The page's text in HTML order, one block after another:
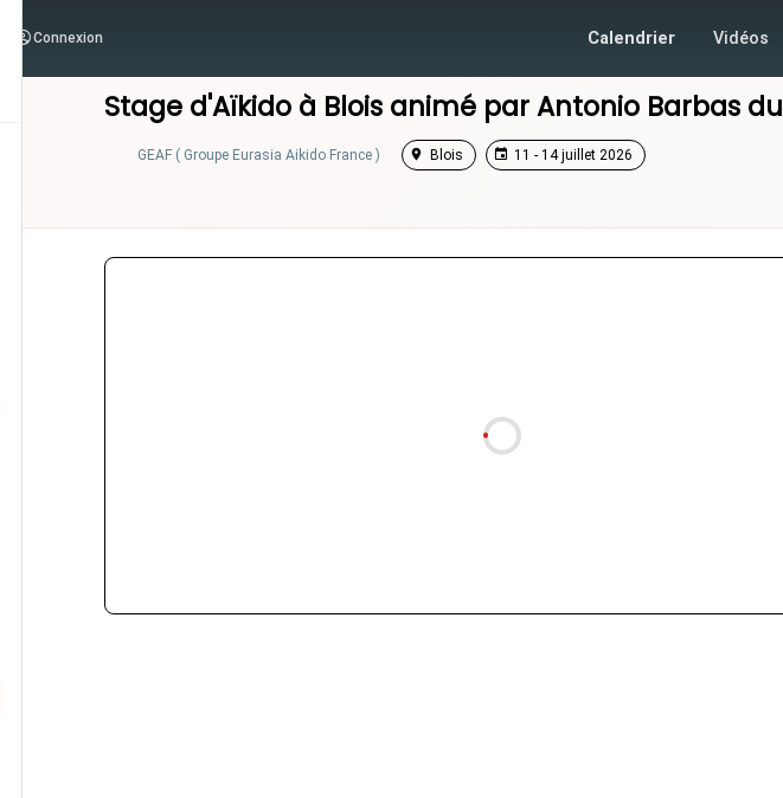
Connexion Calendrier Vidéos
Stage d'Aïkido à Blois animé parAntonio Barbas du
GEAF ( Groupe Eurasia Aikido France ) Blois 11 - 14 juillet 2026